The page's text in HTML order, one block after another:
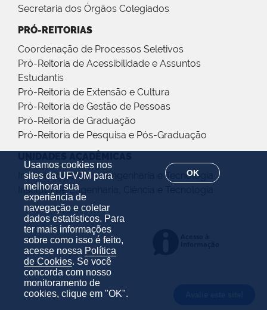
Usamos cookies nos
sites da UFVJM para
melhorar sua
experiência de
navegação e coletar
dados estatísticos. Para
ter mais informações
sobre como isso é feito,
acesse nossa Política
de Cookies. Se você
concorda com nosso
monitoramento de
cookies, clique em "OK".
OK
Secretaria dos Órgãos Colegiados
PRÓ-REITORIAS
Coordenação de Processos Seletivos
Pró-Reitoria de Acessibilidade e Assuntos
Estudantis
Pró-Reitoria de Extensão e Cultura
Pró-Reitoria de Gestão de Pessoas
Pró-Reitoria de Graduação
Pró-Reitoria de Pesquisa e Pós-Graduação
Instituto de Ciência, Engenharia e Tecnologia
Instituto de Engenharia, Ciência e Tecnologia